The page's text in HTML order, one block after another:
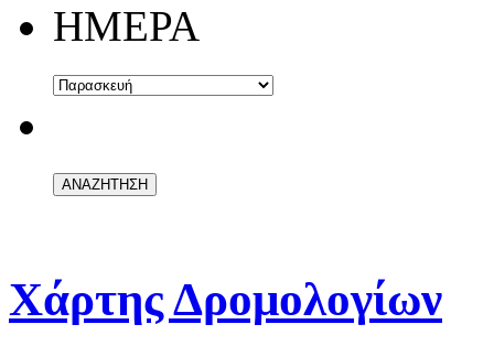
ΗΜΕΡΑ
Χάρτης Δρομολογίων